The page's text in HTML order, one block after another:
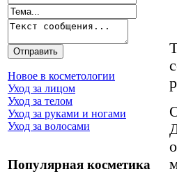
Новое в косметологии
Уход за лицом
Уход за телом
Уход за руками и ногами
Уход за волосами
Популярная косметика